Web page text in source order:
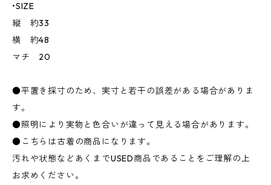
•SIZE
縦 約33
横 約48
マチ 20
●平置き採寸のため、実寸と若干の誤差がある場合がありま
す。
●照明により実物と色合いが違って見える場合があります。
●こちらは古着の商品になります。
汚れや状態などあくまでUSED商品であることをご理解の上
お求めください。